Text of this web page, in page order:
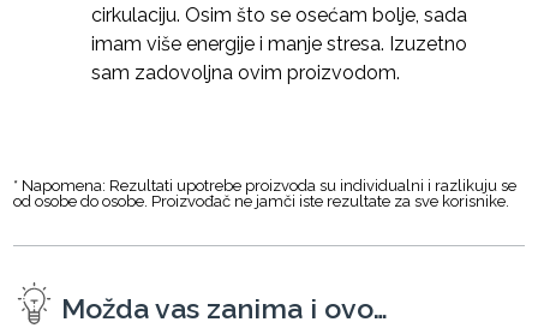
cirkulaciju. Osim što se osećam bolje, sada
imam više energije i manje stresa. Izuzetno
sam zadovoljna ovim proizvodom.
* Napomena: Rezultati upotrebe proizvoda su individualni i razlikuju se
od osobe do osobe. Proizvođač ne jamči iste rezultate za sve korisnike.
Možda vas zanima i ovo…